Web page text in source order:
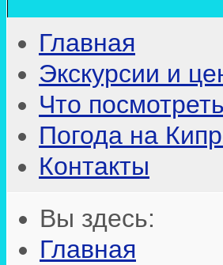
Главная
Экскурсии и
Что
Погода на
Контакты
Вы здесь:
Главная